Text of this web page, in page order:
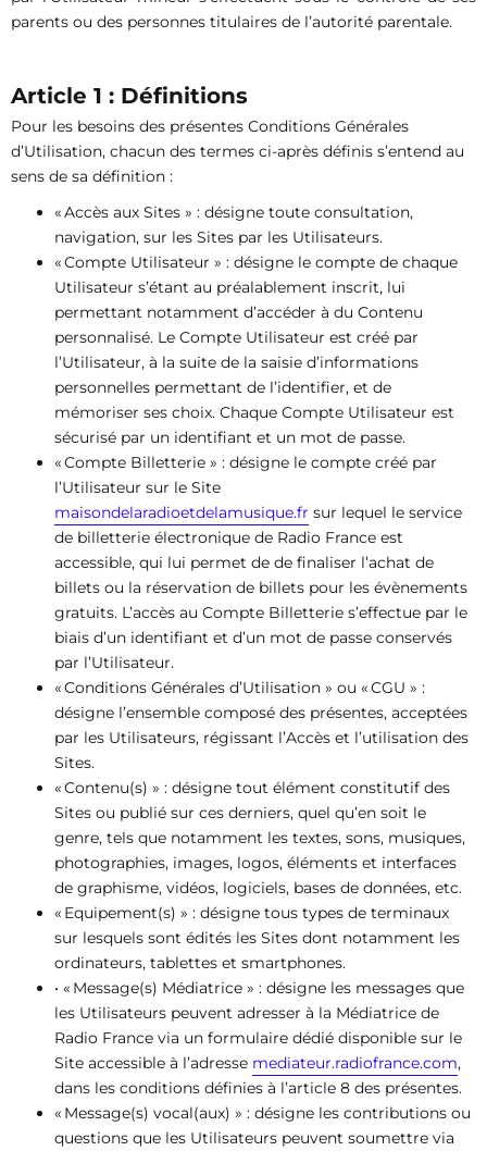
parents ou des personnes titulaires de l’autorité parentale.
Article 1 : Définitions
Pour les besoins des présentes Conditions Générales
d’Utilisation, chacun des termes ci-après définis s’entend au
sens de sa définition :
« Accès aux Sites » : désigne toute consultation,
navigation, sur les Sites par les Utilisateurs.
« Compte Utilisateur » : désigne le compte de chaque
Utilisateur s’étant au préalablement inscrit, lui
permettant notamment d’accéder à du Contenu
personnalisé. Le Compte Utilisateur est créé par
l’Utilisateur, à la suite de la saisie d’informations
personnelles permettant de l’identifier, et de
mémoriser ses choix. Chaque Compte Utilisateur est
sécurisé par un identifiant et un mot de passe.
« Compte Billetterie » : désigne le compte créé par
l’Utilisateur sur le Site
maisondelaradioetdelamusique.fr sur lequel le service
de billetterie électronique de Radio France est
accessible, qui lui permet de de finaliser l’achat de
billets ou la réservation de billets pour les évènements
gratuits. L’accès au Compte Billetterie s’effectue par le
biais d’un identifiant et d’un mot de passe conservés
par l’Utilisateur.
« Conditions Générales d’Utilisation » ou « CGU » :
désigne l’ensemble composé des présentes, acceptées
par les Utilisateurs, régissant l’Accès et l’utilisation des
Sites.
« Contenu(s) » : désigne tout élément constitutif des
Sites ou publié sur ces derniers, quel qu’en soit le
genre, tels que notamment les textes, sons, musiques,
photographies, images, logos, éléments et interfaces
de graphisme, vidéos, logiciels, bases de données, etc.
« Equipement(s) » : désigne tous types de terminaux
sur lesquels sont édités les Sites dont notamment les
ordinateurs, tablettes et smartphones.
• « Message(s) Médiatrice » : désigne les messages que
les Utilisateurs peuvent adresser à la Médiatrice de
Radio France via un formulaire dédié disponible sur le
Site accessible à l’adresse mediateur.radiofrance.com,
dans les conditions définies à l’article 8 des présentes.
« Message(s) vocal(aux) » : désigne les contributions ou
questions que les Utilisateurs peuvent soumettre via